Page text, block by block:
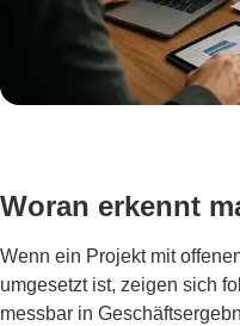
Woran erkennt
Wenn ein Projekt mit
umgesetzt ist, zeigen sich
messbar in